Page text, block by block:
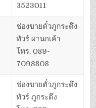
3523011
ช่องขายตั๋วภูกระดึง
ทัวร์ ผานกเค้า
โทร. 089-
7098808
ช่องขายตั๋วภูกระดึง
ทัวร์ ภูกระดึง